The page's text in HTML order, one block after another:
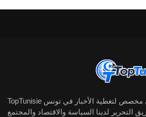
TopTunisie هو موقع إعلامي رقمي مخصص لتغطية الأخبار في تونس
التحرير لدينا السياسة والاقتصاد والمجتمع